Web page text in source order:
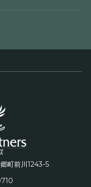
町前川 1243-5